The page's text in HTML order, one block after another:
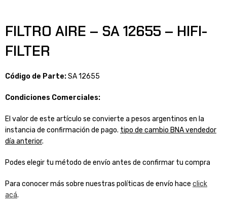
FILTRO AIRE – SA 12655 – HIFI-
FILTER
Código de Parte:SA 12655
Condiciones Comerciales:
El valor de este artículo se convierte a pesos argentinos en la
instancia de confirmación de pago. tipo de cambio BNA vendedor
día anterior.
Podes elegir tu método de envío antes de confirmar tu compra
Para conocer más sobre nuestras políticas de envío hace click
acá.